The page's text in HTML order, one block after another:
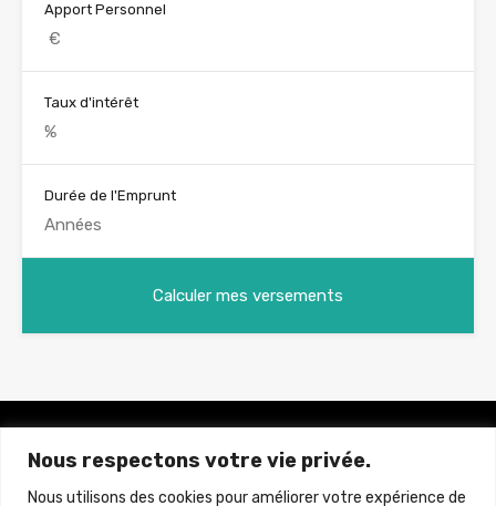
Nous respectons votre vie privée.
Nous utilisons des cookies pour améliorer votre expérience de
Apport Personnel
Taux d'intérêt
Durée de l'Emprunt
Brun Immobilier Neuf